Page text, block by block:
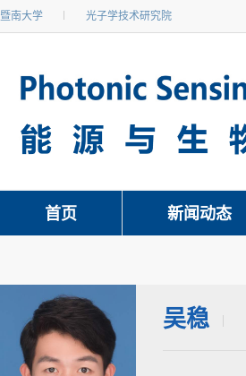
暨南大学 光子学技术研究院
首页 新闻动态
吴稳